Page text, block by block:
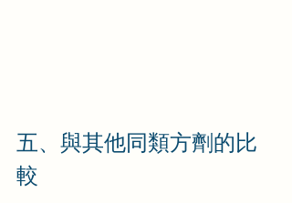
五、與其他同類方劑的比
較